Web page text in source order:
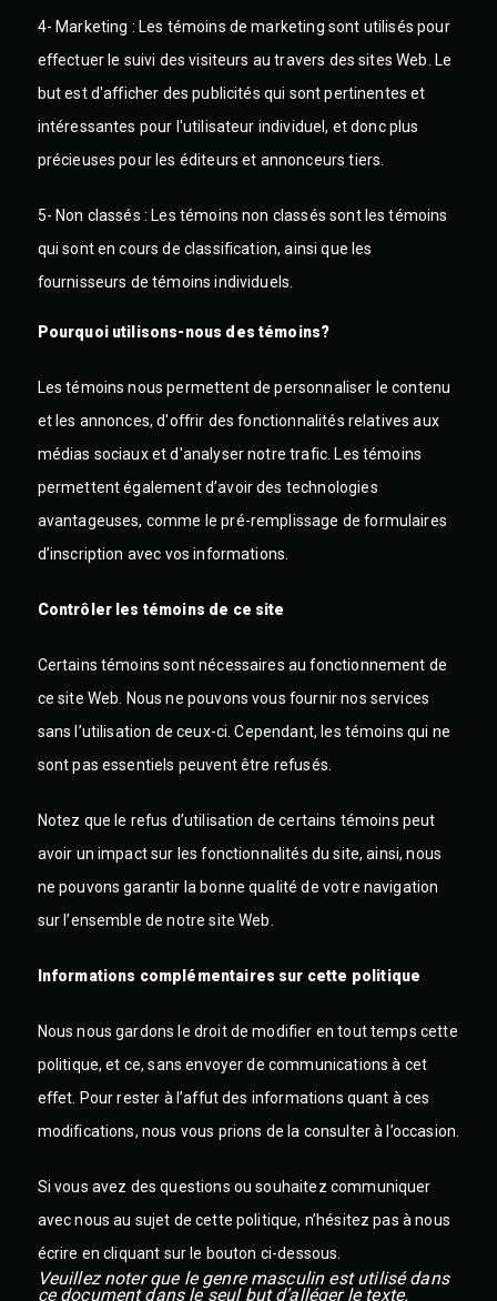
4- Marketing : Les témoins de marketing sont utilisés pour
effectuer le suivi des visiteurs au travers des sites Web. Le
but est d'afficher des publicités qui sont pertinentes et
intéressantes pour l'utilisateur individuel, et donc plus
précieuses pour les éditeurs et annonceurs tiers.
5- Non classés : Les témoins non classés sont les témoins
qui sont en cours de classification, ainsi que les
fournisseurs de témoins individuels.
Pourquoi utilisons-nous des témoins?
Les témoins nous permettent de personnaliser le contenu
et les annonces, d'offrir des fonctionnalités relatives aux
médias sociaux et d'analyser notre trafic. Les témoins
permettent également d’avoir des technologies
avantageuses, comme le pré-remplissage de formulaires
d’inscription avec vos informations.
Contrôler les témoins de ce site
Certains témoins sont nécessaires au fonctionnement de
ce site Web. Nous ne pouvons vous fournir nos services
sans l’utilisation de ceux-ci. Cependant, les témoins qui ne
sont pas essentiels peuvent être refusés.
Notez que le refus d’utilisation de certains témoins peut
avoir un impact sur les fonctionnalités du site, ainsi, nous
ne pouvons garantir la bonne qualité de votre navigation
sur l’ensemble de notre site Web.
Informations complémentaires sur cette politique
Nous nous gardons le droit de modifier en tout temps cette
politique, et ce, sans envoyer de communications à cet
effet. Pour rester à l’affut des informations quant à ces
modifications, nous vous prions de la consulter à l’occasion.
Si vous avez des questions ou souhaitez communiquer
avec nous au sujet de cette politique, n’hésitez pas à nous
écrire en cliquant sur le bouton ci-dessous.
Veuillez noter que le genre masculin est utilisé dans
ce document dans le seul but d’alléger le texte.